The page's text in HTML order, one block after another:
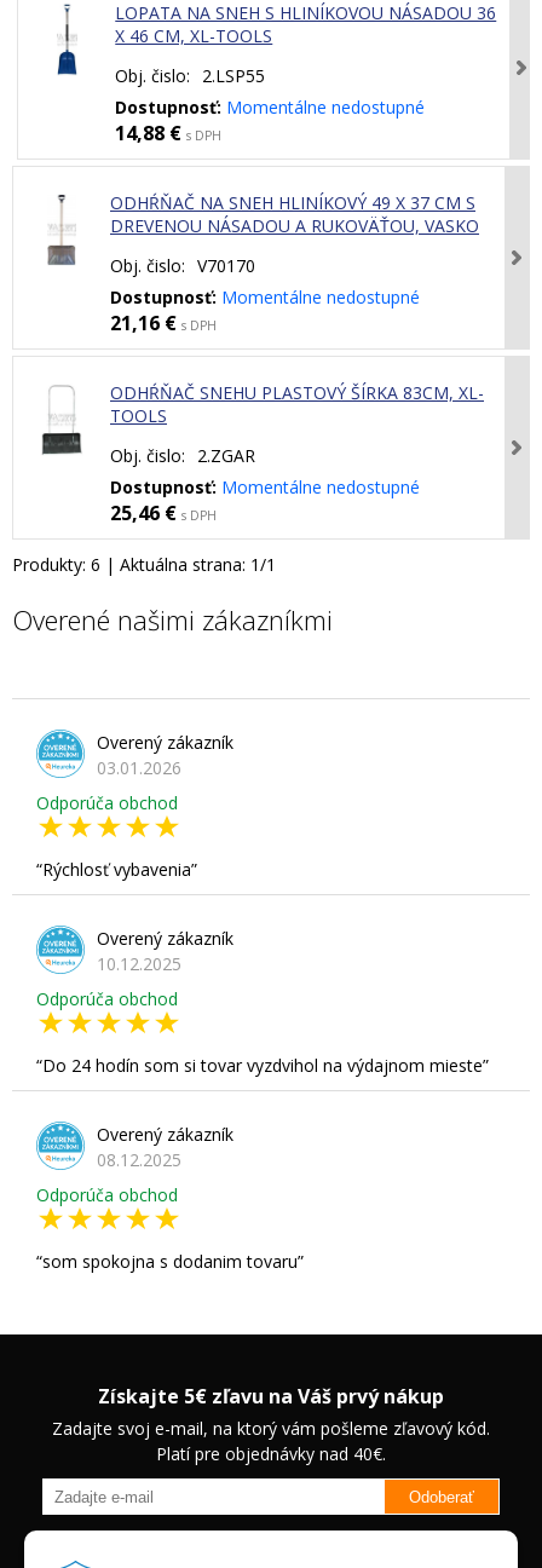
LOPATA NA SNEH S HLINÍKOVOU NÁSADOU 36
X 46 CM, XL-TOOLS
Obj. čislo:
2.LSP55
Dostupnosť: Momentálne nedostupné
14,88 € s DPH
ODHŔŇAČ NA SNEH HLINÍKOVÝ 49 X 37 CM S
DREVENOU NÁSADOU A RUKOVÄŤOU, VASKO
Obj. čislo: V70170
Dostupnosť: Momentálne nedostupné
21,16 € s DPH
ODHŔŇAČ SNEHU PLASTOVÝ ŠÍRKA 83CM, XL-
TOOLS
Obj. čislo:
2.ZGAR
Dostupnosť: Momentálne nedostupné
25,46 € s DPH
Produkty: 6 | Aktuálna strana: 1/1
Overené našimi zákazníkmi
Overený zákazník
03.01.2026
Odporúča obchod
Rýchlosť vybavenia
Overený zákazník
10.12.2025
Odporúča obchod
Do 24 hodín som si tovar vyzdvihol na výdajnom mieste
Overený zákazník
08.12.2025
Odporúča obchod
som spokojna s dodanim tovaru
Získajte 5€ zľavu na Váš prvý nákup
Zadajte svoj e-mail, na ktorý vám pošleme zľavový kód.
Platí pre objednávky nad 40€.
Odoberať